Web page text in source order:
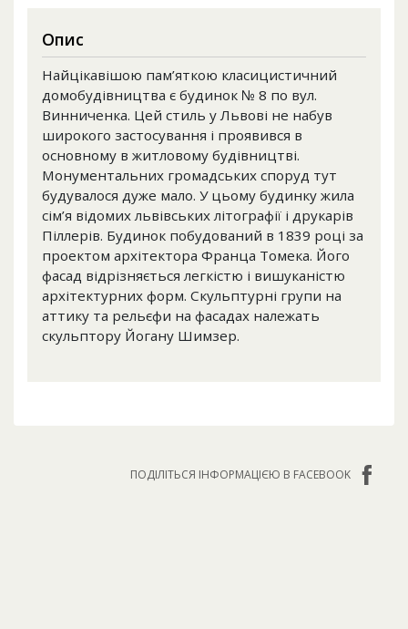
Опис
Найцікавішою пам’яткою класицистичний
домобудівництва є будинок № 8 по вул.
Винниченка. Цей стиль у Львові не набув
широкого застосування і проявився в
основному в житловому будівництві.
Монументальних громадських споруд тут
будувалося дуже мало. У цьому будинку жила
сім’я відомих львівських літографії і друкарів
Піллерів. Будинок побудований в 1839 році за
проектом архітектора Франца Томека. Його
фасад відрізняється легкістю і вишуканістю
архітектурних форм. Скульптурні групи на
аттику та рельєфи на фасадах належать
скульптору Йогану Шимзер.
ПОДІЛІТЬСЯ ІНФОРМАЦІЄЮ В FACEBOOK